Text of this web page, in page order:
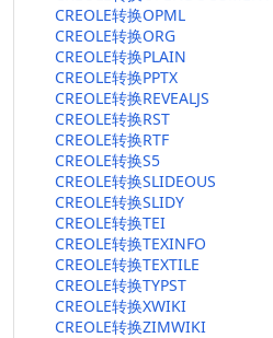
CREOLE转换OPML
CREOLE转换ORG
CREOLE转换PLAIN
CREOLE转换PPTX
CREOLE转换REVEALJS
CREOLE转换RST
CREOLE转换RTF
CREOLE转换S5
CREOLE转换SLIDEOUS
CREOLE转换SLIDY
CREOLE转换TEI
CREOLE转换TEXINFO
CREOLE转换TEXTILE
CREOLE转换TYPST
CREOLE转换XWIKI
CREOLE转换ZIMWIKI